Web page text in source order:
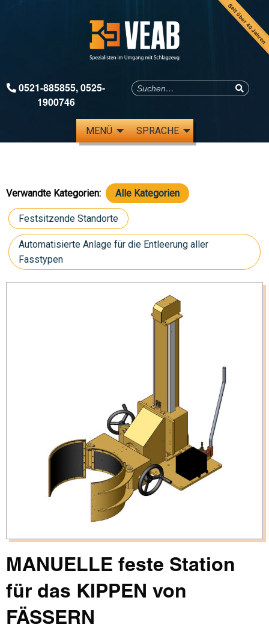
Seit über 40 Jahren
0521-885855,0525-
1900746
MENÜ SPRACHE
Verwandte Kategorien: Alle Kategorien
Festsitzende Standorte
Automatisierte Anlage für die Entleerung aller
Fasstypen
MANUELLE feste Station
für das KIPPEN von
FÄSSERN